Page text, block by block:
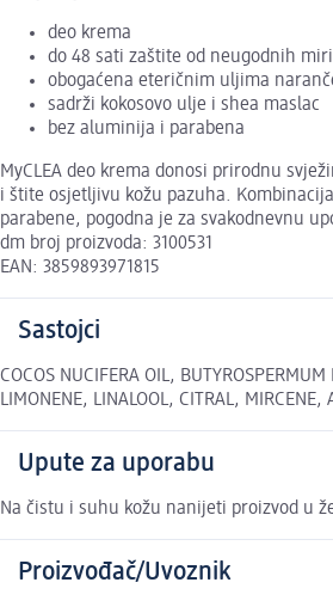
deo krema
do 48 sati zaštite od neugodnih
obogaćena eteričnim uljima
sadrži kokosovo ulje i shea maslac
bez aluminija i parabena
MyCLEA deo krema donosi prirodnu
i štite osjetljivu kožu pazuha.
parabene, pogodna je za svakodnevnu
dm broj proizvoda: 3100531
EAN: 3859893971815
Sastojci
COCOS NUCIFERA OIL,
LIMONENE, LINALOOL, CITRAL,
Upute za uporabu
Na čistu i suhu kožu nanijeti proizvod u
Proizvođač/Uvoznik